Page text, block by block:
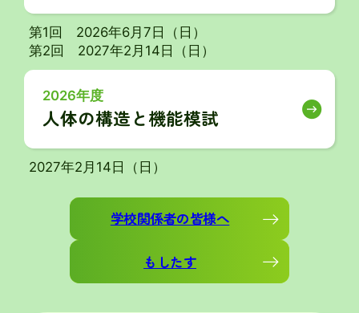
第1回 2026年6月7日（日）
第2回 2027年2月14日（日）
2026年度
人体の構造と機能模試
2027年2月14日（日）
学校関係者の皆様へ
もしたす